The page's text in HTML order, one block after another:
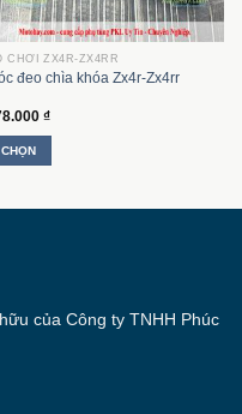
CHƠI ZX4R-ZX4RR
đeo chìa khóa Zx4r-Zx4rr
₫
CHỌN
của Công ty TNHH Phúc